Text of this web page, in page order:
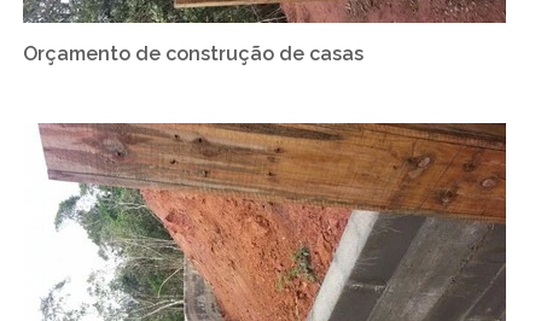
Orçamento de construção de casas